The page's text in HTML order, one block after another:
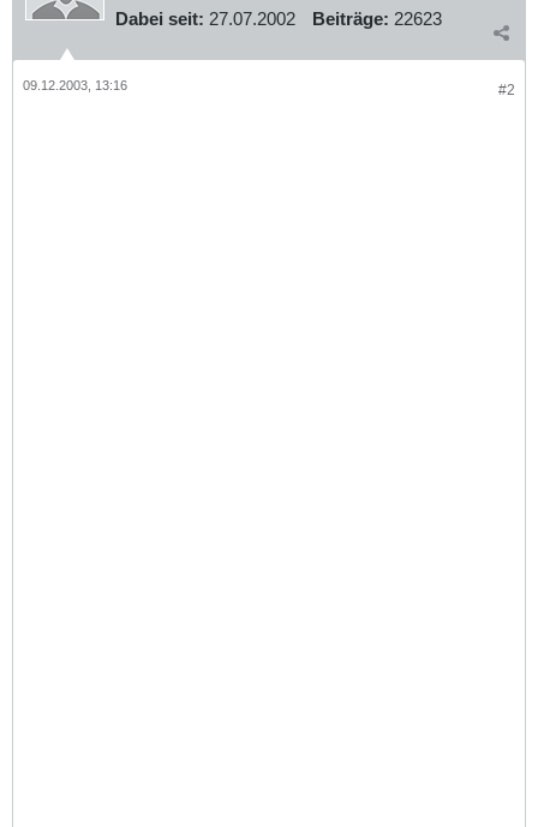
Dabei seit: 27.07.2002 Beiträge: 22623
#2
09.12.2003, 13:16